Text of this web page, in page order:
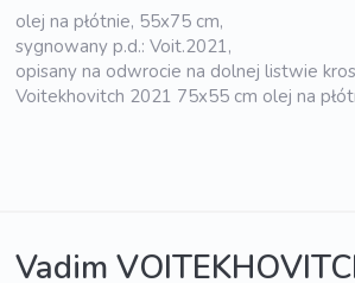
olej na płótnie, 55x75 cm,
sygnowany p.d.: Voit.2021,
opisany na odwrocie na dolnej listwie
Voitekhovitch 2021 75x55 cm olej na
Vadim